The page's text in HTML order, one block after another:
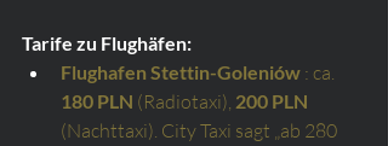
Tarife zu Flughäfen:
Flughafen Stettin-Goleniów : ca.
180 PLN (Radiotaxi), 200 PLN
(Nachttaxi). City Taxi sagt „ab 280